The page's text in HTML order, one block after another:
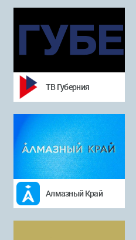
ТВ Губерния
Алмазный Край